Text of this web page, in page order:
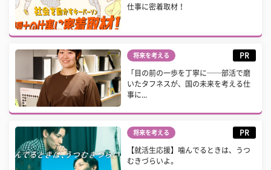
仕事に密着取材！
将来を考える PR
「目の前の一歩を丁寧に──部活で磨
いたタフネスが、国の未来を考える仕
事に...
将来を考える PR
【就活生応援】噛んでるときは、うつ
むきづらいよ。